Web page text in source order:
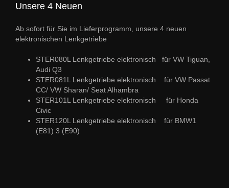
Unsere 4 Neuen
Ab sofort für Sie im Lieferprogramm, unsere 4 neuen
elektronischen Lenkgetriebe
STER080L Lenkgetriebe elektronisch für VW Tiguan,
Audi Q3
STER081L Lenkgetriebe elektronisch für VW Passat
CC/ VW Sharan/ Seat Alhambra
STER101L Lenkgetriebe elektronisch für Honda
Civic
STER120L Lenkgetriebe elektronisch für BMW1
(E81) 3 (E90)